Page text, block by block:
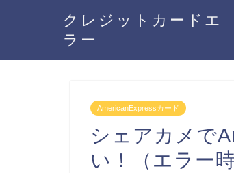
クレジットカードエ
ラー
AmericanExpressカード
シェアカメで
い！（エラー